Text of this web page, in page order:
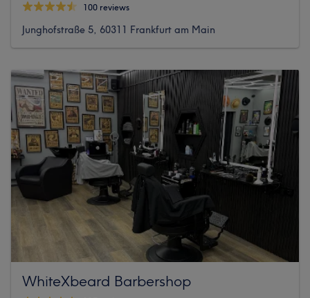
100 reviews
Junghofstraße 5, 60311 Frankfurt am Main
WhiteXbeard Barbershop